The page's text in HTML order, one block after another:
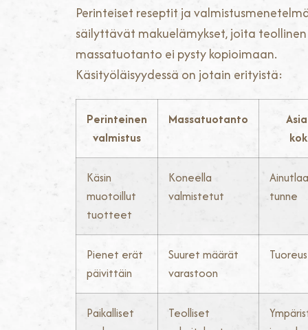
Perinteiset reseptit ja
säilyttävät makuelämykset, joita teollinen
massatuotanto ei pysty kopioimaan.
Käsityöläisyydessä on jotain erityistä:
Perinteinen
valmistus
Massatuotanto
Käsin
muotoillut
tuotteet
Koneella
valmistetut
tunne
Pienet erät
päivittäin
Suuret määrät
varastoon
Paikalliset
Teolliset